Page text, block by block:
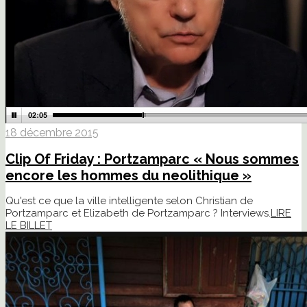
18 décembre 2015
Clip Of Friday : Portzamparc « Nous sommes
encore les hommes du neolithique »
Qu'est ce que la ville intelligente selon Christian de
Portzamparc et Elizabeth de Portzamparc ? Interviews.LIRE
LE BILLET